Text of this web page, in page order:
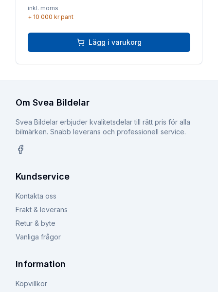
inkl. moms
+ 10 000 krpant
Lägg i varukorg
Om Svea Bildelar
Svea Bildelar erbjuder kvalitetsdelar till rätt pris för alla
bilmärken. Snabb leverans och professionell service.
Kundservice
Kontakta oss
Frakt & leverans
Retur & byte
Vanliga frågor
Information
Köpvillkor